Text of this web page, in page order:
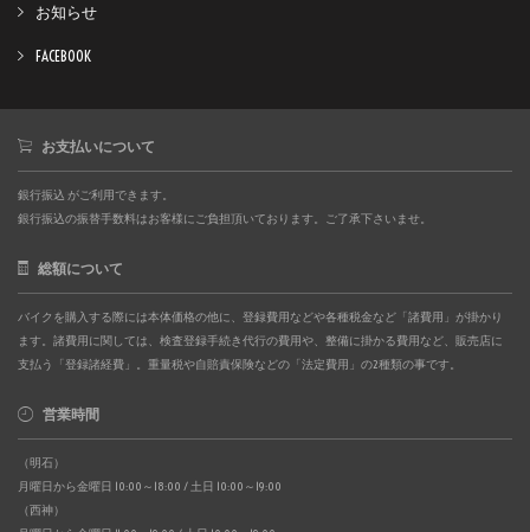
お知らせ
FACEBOOK
お支払いについて
銀行振込 がご利用できます。
銀行振込の振替手数料はお客様にご負担頂いております。ご了承下さいませ。
総額について
バイクを購入する際には本体価格の他に、登録費用などや各種税金など「諸費用」が掛かり
ます。諸費用に関しては、検査登録手続き代行の費用や、整備に掛かる費用など、販売店に
支払う「登録諸経費」。重量税や自賠責保険などの「法定費用」の2種類の事です。
営業時間
（明石）
月曜日から金曜日 10:00～18:00 / 土日 10:00～19:00
（西神）